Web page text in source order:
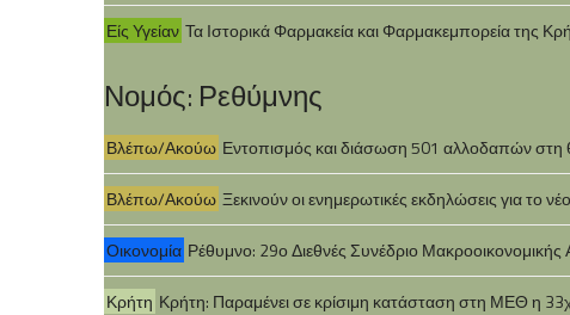
Είς Υγείαν Τα Ιστορικά Φαρμακεία και Φαρμακεμπορεία της
Νομός: Ρεθύμνης
Βλέπω/Ακούω Εντοπισμός και διάσωση 501 αλλοδαπών στη
Βλέπω/Ακούω Ξεκινούν οι ενημερωτικές εκδηλώσεις για το
Οικονομία Ρέθυμνο: 29ο Διεθνές Συνέδριο
Κρήτη Κρήτη: Παραμένει σε κρίσιμη κατάσταση στη ΜΕΘ η